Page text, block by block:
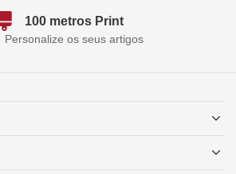
100 metros Print
Personalize os seus artigos